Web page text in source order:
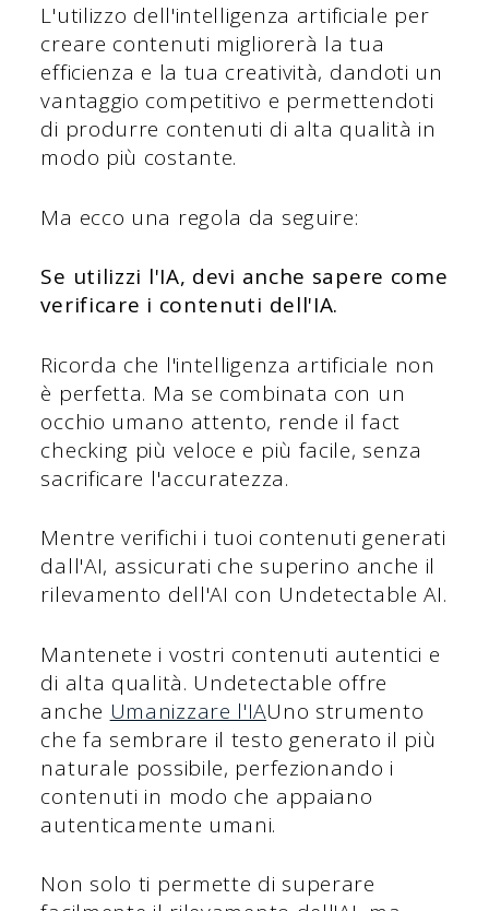
L'utilizzo dell'intelligenza artificiale per
creare contenuti migliorerà la tua
efficienza e la tua creatività, dandoti un
vantaggio competitivo e permettendoti
di produrre contenuti di alta qualità in
modo più costante.
Ma ecco una regola da seguire:
Se utilizzi l'IA, devi anche sapere come
verificare i contenuti dell'IA.
Ricorda che l'intelligenza artificiale non
è perfetta. Ma se combinata con un
occhio umano attento, rende il fact
checking più veloce e più facile, senza
sacrificare l'accuratezza.
Mentre verifichi i tuoi contenuti generati
dall'AI, assicurati che superino anche il
rilevamento dell'AI con Undetectable AI.
Mantenete i vostri contenuti autentici e
di alta qualità. Undetectable offre
anche Umanizzare l'IAUno strumento
che fa sembrare il testo generato il più
naturale possibile, perfezionando i
contenuti in modo che appaiano
autenticamente umani.
Non solo ti permette di superare